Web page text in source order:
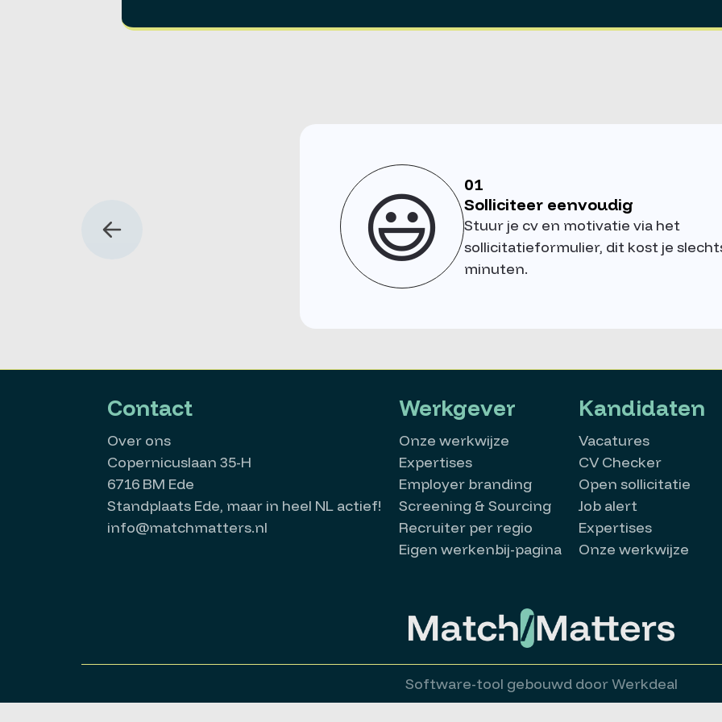
😃
01
Solliciteer eenvoudig
Stuur je cv en motivatie via het
sollicitatieformulier, dit kost je
minuten.
Contact
Over ons
Copernicuslaan 35-H
6716 BM Ede
Standplaats Ede, maar in heel NL actief!
info@matchmatters.nl
Werkgever
Onze werkwijze
Expertises
Employer branding
Screening & Sourcing
Recruiter per regio
Eigen werkenbij-pagina
Kandidaten
Vacatures
CV Checker
Open sollicitatie
Job alert
Expertises
Onze werkwijze
Software-tool gebouwd door Werkdeal